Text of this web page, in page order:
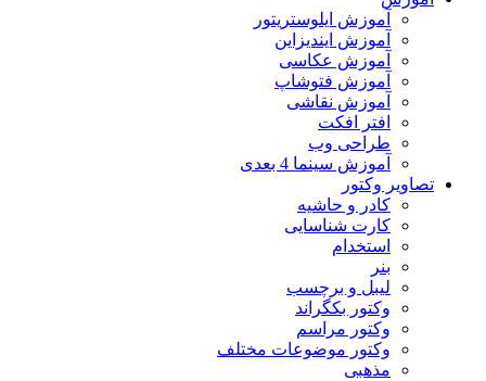
آموزش ایلوستریتور
آموزش ایندیزاین
آموزش عکاسی
آموزش فتوشاپ
آموزش نقاشی
افتر افکت
طراحی وب
آموزش سینما 4 بعدی
تصاویر وکتور
کادر و حاشیه
کارت شناسایی
استخدام
بنر
لیبل و برچسب
وکتور بکگراند
وکتور مراسم
وکتور موضوعات مختلف
مذهبی